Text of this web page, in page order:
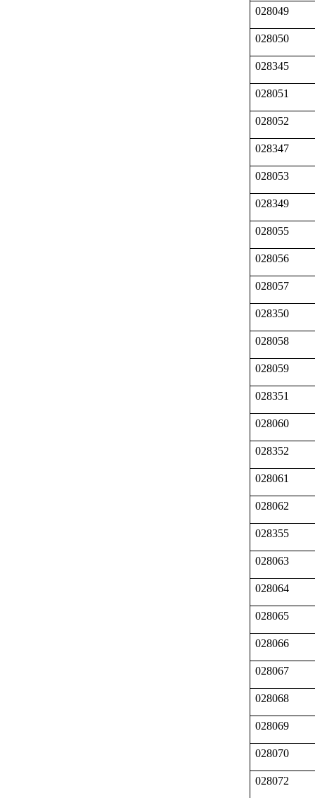
028049
028050
028345
028051
028052
028347
028053
028349
028055
028056
028057
028350
028058
028059
028351
028060
028352
028061
028062
028355
028063
028064
028065
028066
028067
028068
028069
028070
028072